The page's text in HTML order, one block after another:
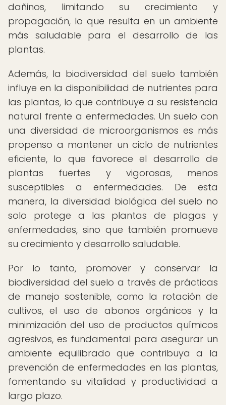
dañinos, limitando su crecimiento y
propagación, lo que resulta en un ambiente
más saludable para el desarrollo de las
plantas.
Además, la biodiversidad del suelo también
influye en la disponibilidad de nutrientes para
las plantas, lo que contribuye a su resistencia
natural frente a enfermedades. Un suelo con
una diversidad de microorganismos es más
propenso a mantener un ciclo de nutrientes
eficiente, lo que favorece el desarrollo de
plantas fuertes y vigorosas, menos
susceptibles a enfermedades. De esta
manera, la diversidad biológica del suelo no
solo protege a las plantas de plagas y
enfermedades, sino que también promueve
su crecimiento y desarrollo saludable.
Por lo tanto, promover y conservar la
biodiversidad del suelo a través de prácticas
de manejo sostenible, como la rotación de
cultivos, el uso de abonos orgánicos y la
minimización del uso de productos químicos
agresivos, es fundamental para asegurar un
ambiente equilibrado que contribuya a la
prevención de enfermedades en las plantas,
fomentando su vitalidad y productividad a
largo plazo.